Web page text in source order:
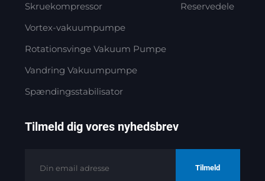
Skruekompressor
Vortex-vakuumpumpe
Rotationsvinge Vakuum Pumpe
Vandring Vakuumpumpe
Spændingsstabilisator
Reservedele
Tilmeld dig vores nyhedsbrev
Tilmeld